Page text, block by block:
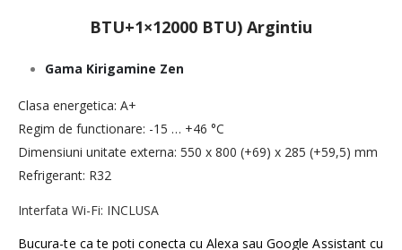
BTU+1×12000 BTU) Argintiu
Gama Kirigamine Zen
Clasa energetica: A+
Regim de functionare: -15 … +46 °C
Dimensiuni unitate externa: 550 x 800 (+69) x 285 (+59,5) mm
Refrigerant: R32
Interfata Wi-Fi: INCLUSA
Bucura-te ca te poti conecta cu Alexa sau Google Assistant cu